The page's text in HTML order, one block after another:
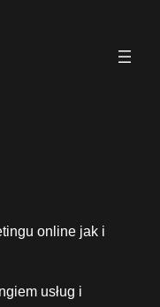
online jak i
usług i